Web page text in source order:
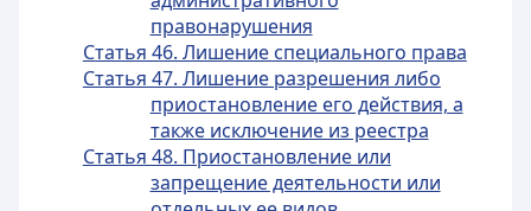
правонарушения
Статья 46. Лишение специального права
Статья 47. Лишение разрешения либо
приостановление его действия, а
также исключение из реестра
Статья 48. Приостановление или
запрещение деятельности или